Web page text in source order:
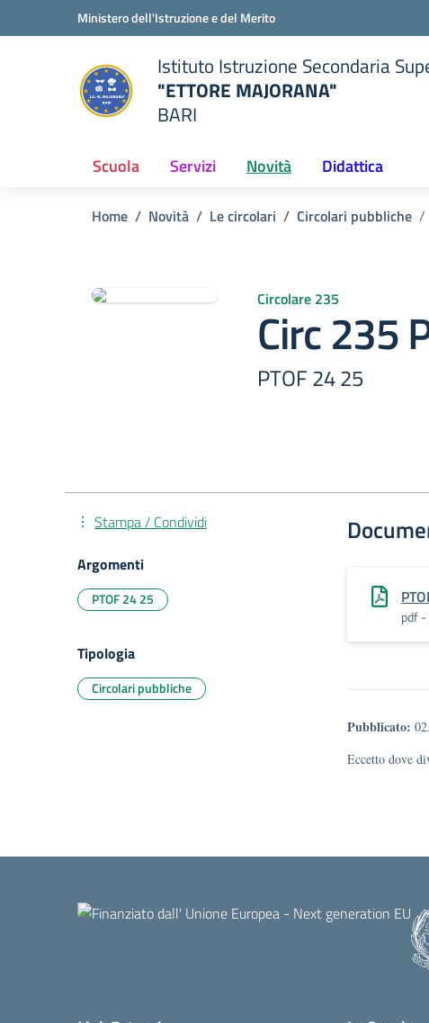
Vai ai contenuti
Vai al menu di navigazioneMinistero dell'Istruzione e del Merito
scuola
Istituto Istruzione Secondaria
"ETTORE MAJORANA"
BARI
Scuola Servizi Novità Didattica
Home Novità Le circolari Circolari pubbliche
Circolare 235
Circ 235
PTOF 24 25
pdf
Pubblicato:
Eccetto dove
Stampa / Condividi
Argomenti
PTOF 24 25
Tipologia
Circolari pubbliche